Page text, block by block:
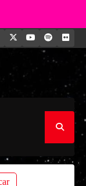
que se ha ido
YOUTUBE
SPOTIFY